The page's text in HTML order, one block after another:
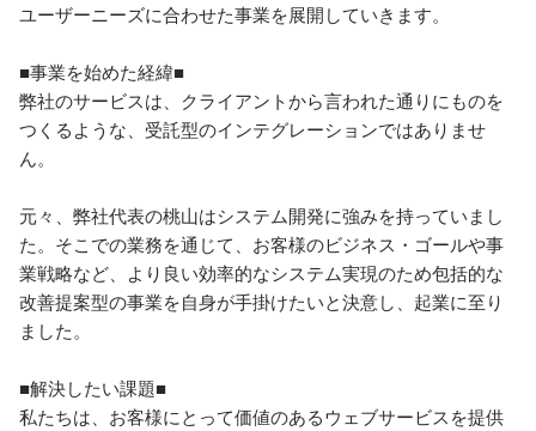
ユーザーニーズに合わせた事業を展開していきます。
■事業を始めた経緯■
弊社のサービスは、クライアントから言われた通りにものを
つくるような、受託型のインテグレーションではありませ
ん。
元々、弊社代表の桃山はシステム開発に強みを持っていまし
た。そこでの業務を通じて、お客様のビジネス・ゴールや事
業戦略など、より良い効率的なシステム実現のため包括的な
改善提案型の事業を自身が手掛けたいと決意し、起業に至り
ました。
■解決したい課題■
私たちは、お客様にとって価値のあるウェブサービスを提供